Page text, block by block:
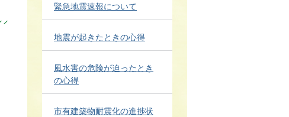
緊急地震速報について
地震が起きたときの心得
風水害の危険が迫ったとき
の心得
市有建築物耐震化の進捗状